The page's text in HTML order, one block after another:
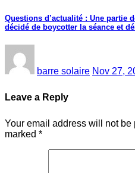
Questions d’actualité : Une partie
décidé de boycotter la séance et
barre solaire Nov 27,
Leave a Reply
Your email address will not be
marked *